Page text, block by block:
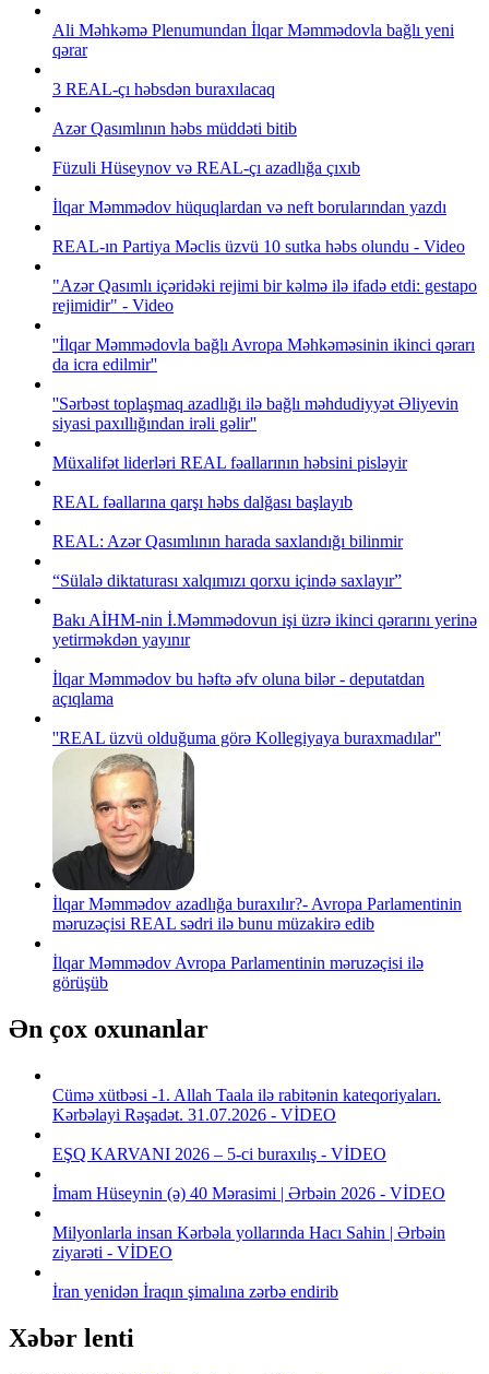
Ali Məhkəmə Plenumundan İlqar Məmmədovla bağlı yeni
qərar
3 REAL-çı həbsdən buraxılacaq
Azər Qasımlının həbs müddəti bitib
Füzuli Hüseynov və REAL-çı azadlığa çıxıb
İlqar Məmmədov hüquqlardan və neft borularından yazdı
REAL-ın Partiya Məclis üzvü 10 sutka həbs olundu - Video
"Azər Qasımlı içəridəki rejimi bir kəlmə ilə ifadə etdi: gestapo
rejimidir" - Video
''İlqar Məmmədovla bağlı Avropa Məhkəməsinin ikinci qərarı
da icra edilmir''
''Sərbəst toplaşmaq azadlığı ilə bağlı məhdudiyyət Əliyevin
siyasi paxıllığından irəli gəlir''
Müxalifət liderləri REAL fəallarının həbsini pisləyir
REAL fəallarına qarşı həbs dalğası başlayıb
REAL: Azər Qasımlının harada saxlandığı bilinmir
“Sülalə diktaturası xalqımızı qorxu içində saxlayır”
Bakı AİHM-nin İ.Məmmədovun işi üzrə ikinci qərarını yerinə
yetirməkdən yayınır
İlqar Məmmədov bu həftə əfv oluna bilər - deputatdan
açıqlama
''REAL üzvü olduğuma görə Kollegiyaya buraxmadılar''
İlqar Məmmədov azadlığa buraxılır?- Avropa Parlamentinin
məruzəçisi REAL sədri ilə bunu müzakirə edib
İlqar Məmmədov Avropa Parlamentinin məruzəçisi ilə
görüşüb
Ən çox oxunanlar
Cümə xütbəsi -1. Allah Taala ilə rabitənin kateqoriyaları.
Kərbəlayi Rəşadət. 31.07.2026 - VİDEO
EŞQ KARVANI 2026 – 5-ci buraxılış - VİDEO
İmam Hüseynin (ə) 40 Mərasimi | Ərbəin 2026 - VİDEO
Milyonlarla insan Kərbəla yollarında Hacı Sahin | Ərbəin
ziyarəti - VİDEO
İran yenidən İraqın şimalına zərbə endirib
Xəbər lenti